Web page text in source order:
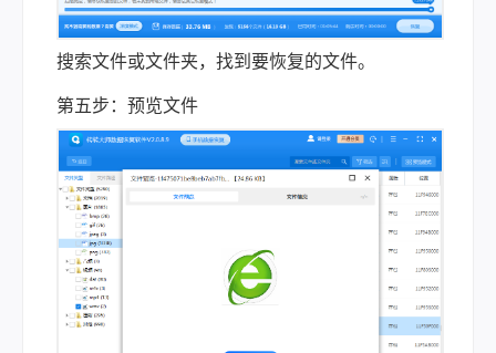
搜索文件或文件夹，找到要恢复的文件。
第五步：预览文件